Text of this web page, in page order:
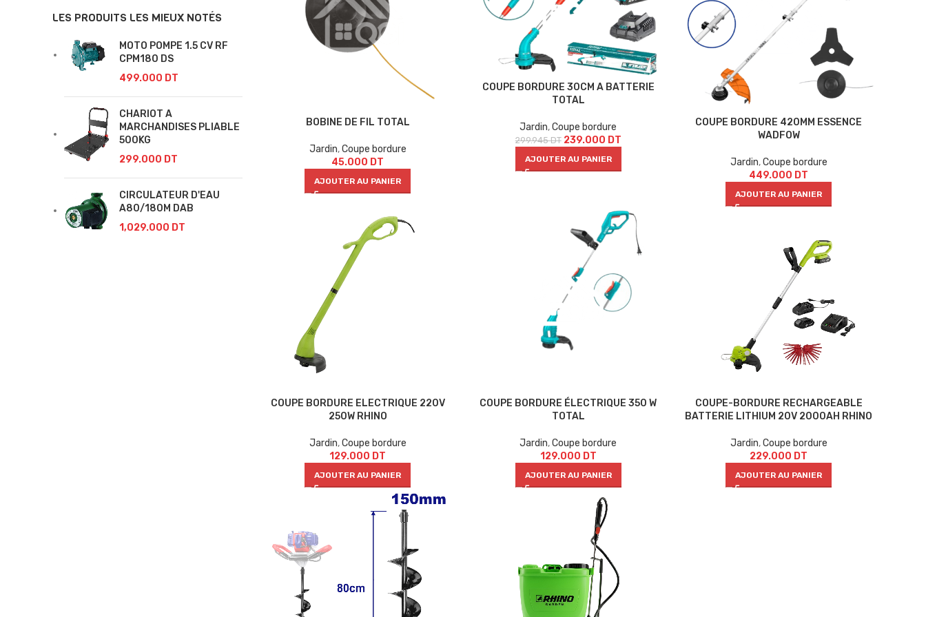
LES PRODUITS LES MIEUX NOTÉS
MOTO POMPE 1.5 CV RF
CPM180 DS
499.000 DT
CHARIOT A
MARCHANDISES PLIABLE
500KG
299.000 DT
CIRCULATEUR D'EAU
A80/180M DAB
1,029.000 DT
BOBINE DE FIL TOTAL
Jardin,Coupe bordure
45.000 DT
AJOUTER AU PANIER
COUPE BORDURE 30CM A BATTERIE
TOTAL
Jardin,Coupe bordure
299.945DT 239.000 DT
AJOUTER AU PANIER
COUPE BORDURE 420MM ESSENCE
WADFOW
Jardin,Coupe bordure
449.000 DT
AJOUTER AU PANIER
COUPE BORDURE ELECTRIQUE 220V
250W RHINO
Jardin,Coupe bordure
129.000 DT
AJOUTER AU PANIER
COUPE BORDURE ÉLECTRIQUE 350 W
TOTAL
Jardin,Coupe bordure
129.000 DT
AJOUTER AU PANIER
COUPE-BORDURE RECHARGEABLE
BATTERIE LITHIUM 20V 2000AH RHINO
Jardin,Coupe bordure
229.000 DT
AJOUTER AU PANIER